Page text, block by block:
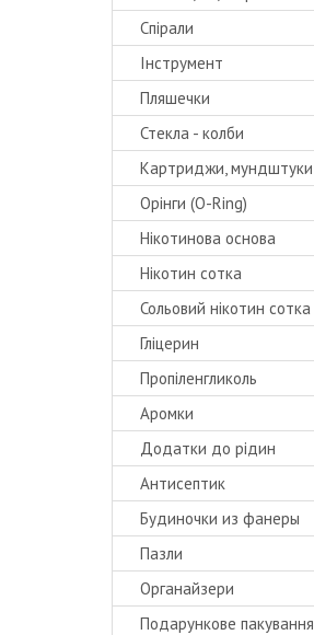
Спірали
Інструмент
Пляшечки
Стекла - колби
Картриджи, мундштуки
Орінги (O-Ring)
Нікотинова основа
Нікотин сотка
Сольовий нікотин сотка
Гліцерин
Пропіленгликоль
Аромки
Додатки до рідин
Антисептик
Будиночки из фанеры
Пазли
Органайзери
Подарункове пакування